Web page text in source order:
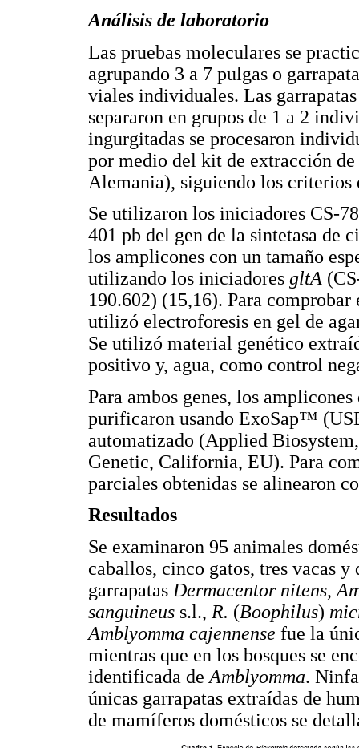
Análisis de laboratorio
Las pruebas moleculares se
agrupando 3 a 7 pulgas o
viales individuales. Las
separaron en grupos de 1 a 2
ingurgitadas se procesaron
por medio del kit de extracción
Alemania), siguiendo los criterios
Se utilizaron los iniciadores CS-
401 pb del gen de la sintetasa de
los amplicones con un tamaño
utilizando los iniciadores gltA
190.602) (15,16). Para comprobar
utilizó electroforesis en gel de
Se utilizó material genético
positivo y, agua, como control
Para ambos genes, los
purificaron usando ExoSap™
automatizado (Applied
Genetic, California, EU). Para
parciales obtenidas se alinearon
Resultados
Se examinaron 95 animales
caballos, cinco gatos, tres vacas y
garrapatas Dermacentor nitens,
sanguineus s.l., R. (Boophilus)
Amblyomma cajennense fue la
mientras que en los bosques se
identificada de Amblyomma.
únicas garrapatas extraídas de
de mamíferos domésticos se